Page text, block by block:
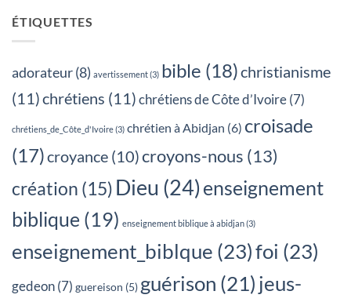
ÉTIQUETTES
adorateur(8) avertissement(3) bible (18)christianisme
(11)chrétiens (11)chrétiens de Côte d’Ivoire(7)
chrétiens_de_Côte_d'Ivoire(3) chrétien à Abidjan (6) croisade
(17)croyance (10)croyons-nous (13)
création (15) Dieu (24) enseignement
biblique (19) enseignement biblique à abidjan(3)
enseignement_biblque (23)foi (23)
gedeon(7) guereison (5) guérison (21) jeus-